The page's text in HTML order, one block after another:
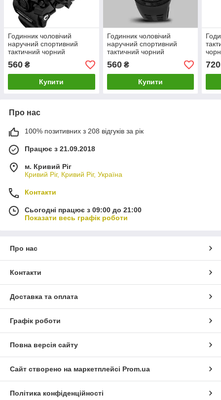
Годинник чоловічий
наручний спортивний
тактичний чорний
годинник
560 ₴
Купити
Годинник чоловічий
наручний спортивний
тактичний чорний
560₴
Купити
720
Про нас
100% позитивних з 208 відгуків за рік
Працює з 21.09.2018
м. Кривий Ріг
Кривий Ріг, Кривий Ріг, Україна
Контакти
Сьогодні працює з 09:00 до 21:00
Показати весь графік роботи
Про нас
Контакти
Доставка та оплата
Графік роботи
Повна версія сайту
Сайт створено на маркетплейсі Prom.ua
Політика конфіденційності